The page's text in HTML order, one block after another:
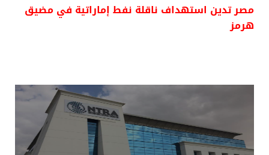
مصر تدين استهداف ناقلة نفط إماراتية في مضيق
هرمز